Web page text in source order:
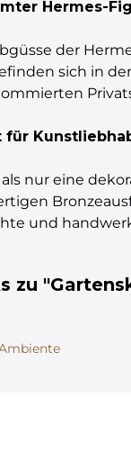
Hermes-
der
sich in
für
nur eine
und
zu